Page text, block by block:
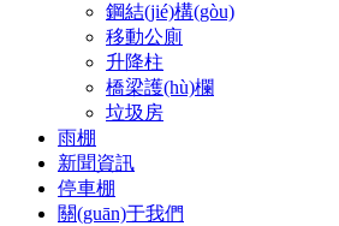
鋼結(jié)構(gòu)
移動公廁
升降柱
橋梁護(hù)欄
垃圾房
雨棚
新聞資訊
停車棚
關(guān)于我們